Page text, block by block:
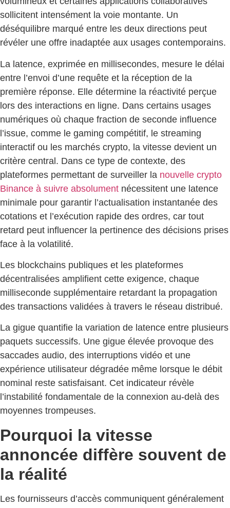
sollicitent intensément la voie montante. Un
déséquilibre marqué entre les deux directions peut
révéler une offre inadaptée aux usages contemporains.
La latence, exprimée en millisecondes, mesure le délai
entre l’envoi d’une requête et la réception de la
première réponse. Elle détermine la réactivité perçue
lors des interactions en ligne. Dans certains usages
numériques où chaque fraction de seconde influence
l’issue, comme le gaming compétitif, le streaming
interactif ou les marchés crypto, la vitesse devient un
critère central. Dans ce type de contexte, des
plateformes permettant de surveiller la nouvelle crypto
Binance à suivre absolument nécessitent une latence
minimale pour garantir l’actualisation instantanée des
cotations et l’exécution rapide des ordres, car tout
retard peut influencer la pertinence des décisions prises
face à la volatilité.
Les blockchains publiques et les plateformes
décentralisées amplifient cette exigence, chaque
milliseconde supplémentaire retardant la propagation
des transactions validées à travers le réseau distribué.
La gigue quantifie la variation de latence entre plusieurs
paquets successifs. Une gigue élevée provoque des
saccades audio, des interruptions vidéo et une
expérience utilisateur dégradée même lorsque le débit
nominal reste satisfaisant. Cet indicateur révèle
l’instabilité fondamentale de la connexion au-delà des
moyennes trompeuses.
Pourquoi la vitesse
annoncée diffère souvent de
la réalité
Les fournisseurs d’accès communiquent généralement